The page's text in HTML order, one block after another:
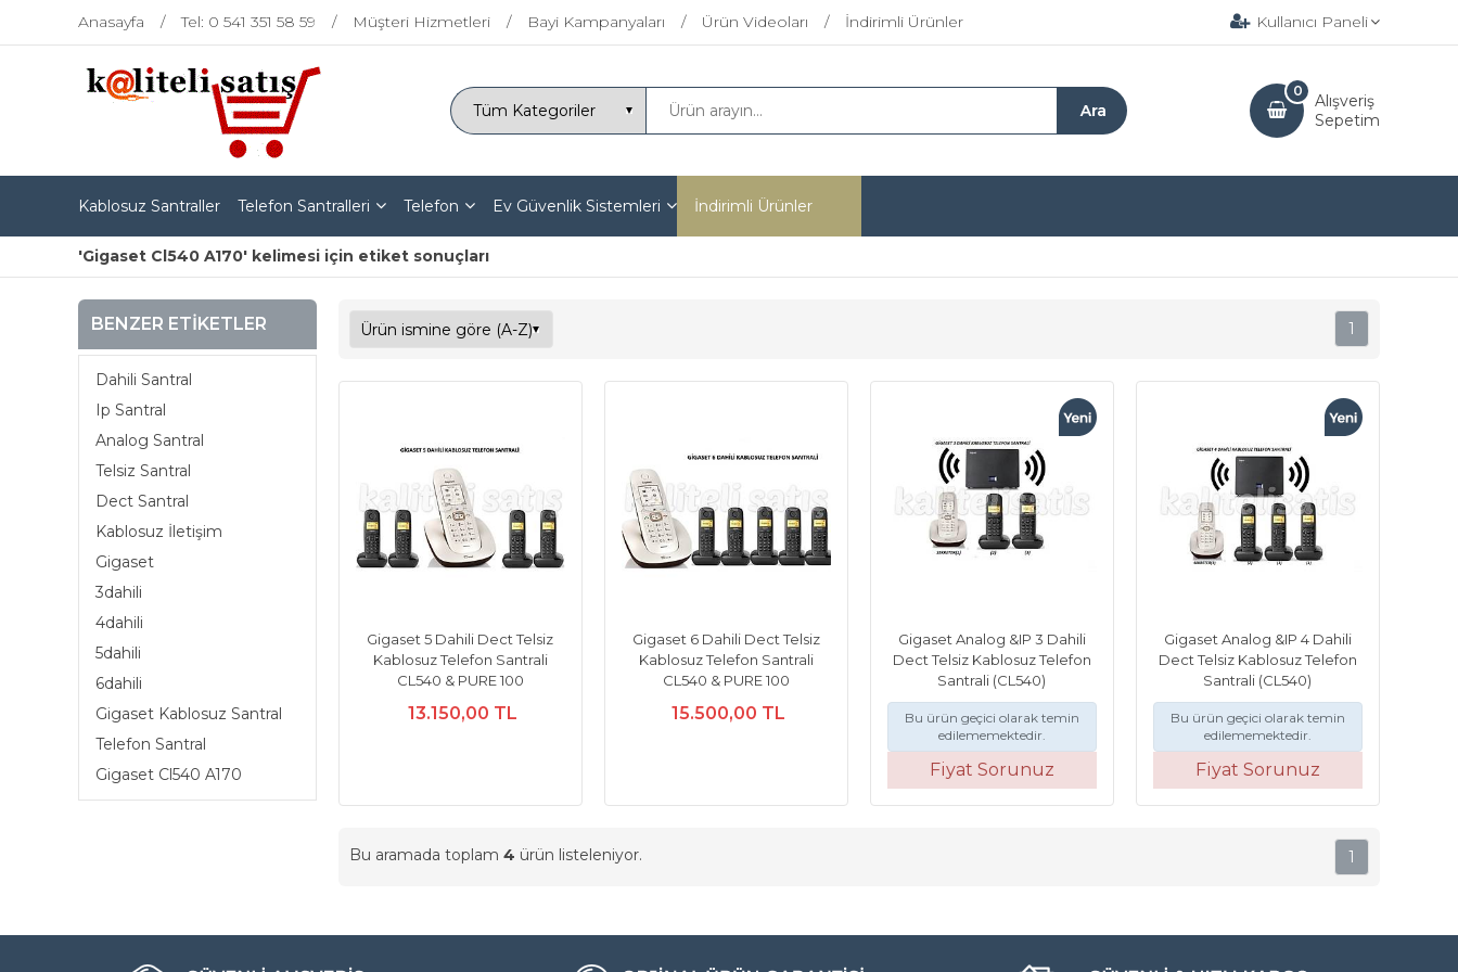
Anasayfa Tel: 0 541 351 58 59 Müşteri Hizmetleri Bayi Kampanyaları Ürün Videoları İndirimli Ürünler Kullanıcı Paneli
Alışveriş
Sepetim
0
Kablosuz Santraller Telefon Santralleri Telefon Ev Güvenlik Sistemleri İndirimli Ürünler
'Gigaset Cl540 A170' kelimesi için etiket sonuçları
BENZER ETIKETLER
Dahili Santral
Ip Santral
Analog Santral
Telsiz Santral
Dect Santral
Kablosuz İletişim
Gigaset
3dahili
4dahili
5dahili
6dahili
Gigaset Kablosuz Santral
Telefon Santral
Gigaset Cl540 A170
1
Gigaset 5 Dahili Dect Telsiz
Kablosuz Telefon Santrali
CL540 & PURE 100
13.150,00 TL
Gigaset 6 Dahili Dect Telsiz
Kablosuz Telefon Santrali
CL540 & PURE 100
15.500,00 TL
Gigaset Analog &IP 3 Dahili
Dect Telsiz Kablosuz Telefon
Santrali (CL540)
Bu ürün geçici olarak temin
edilememektedir.
Fiyat Sorunuz
Gigaset Analog &IP 4 Dahili
Dect Telsiz Kablosuz Telefon
Santrali (CL540)
Bu ürün geçici olarak temin
edilememektedir.
Fiyat Sorunuz
Bu aramada toplam 4 ürün listeleniyor. 1